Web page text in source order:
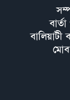
বালিয়াটী